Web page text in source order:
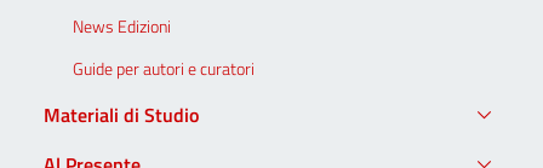
News Edizioni
Guide per autori e curatori
Materiali di Studio